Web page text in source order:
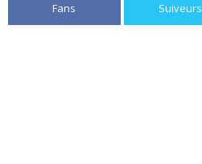
Fans Suiveurs